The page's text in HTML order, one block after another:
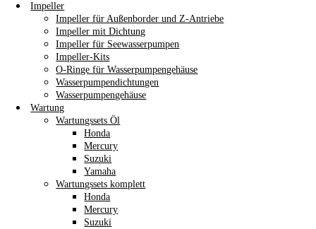
Impeller
Impeller für Außenborder und Z-Antriebe
Impeller mit Dichtung
Impeller für Seewasserpumpen
Impeller-Kits
O-Ringe für Wasserpumpengehäuse
Wasserpumpendichtungen
Wasserpumpengehäuse
Wartung
Wartungssets Öl
Honda
Mercury
Suzuki
Yamaha
Wartungssets komplett
Honda
Mercury
Suzuki